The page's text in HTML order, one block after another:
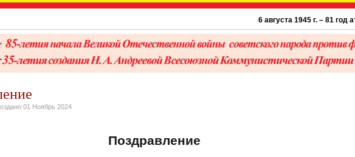
6 августа 1945 г. – 81 год
01 Ноябрь 2024
Поздравление